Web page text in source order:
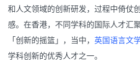
和人文领域的创新研发，过程中倚仗
感。在香港，不同学科的国际人才汇
「创新的摇篮」，当中， 英国语言文
学科创新的优秀人才之一。